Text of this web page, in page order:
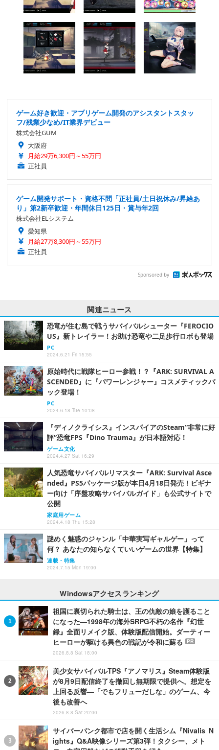
ゲーム好き歓迎・アプリゲーム開発のアシスタントスタッ
フ/残業少なめ/IT業界デビュー
株式会社GUM
大阪府
月給29万6,300円～55万円
正社員
ゲーム開発サポート・資格不問「正社員/土日祝休み/昇給あ
り」第2新卒歓迎・年間休日125日・賞与年2回
株式会社ELシステム
愛知県
月給27万8,300円～55万円
正社員
Sponsored by
関連ニュース
恐竜が住む島で戦うサバイバルシューター『FEROCIO
US』新トレイラー！お助け恐竜や二足歩行ロボも登場
PC
2024.6.21 Fri 15:55
原始時代に戦隊ヒーロー参戦！？『ARK: SURVIVAL A
SCENDED』に『パワーレンジャー』コスメティックパ
ック登場！
PC
2024.6.18 Tue 10:08
『ディノクライシス』インスパイアのSteam“非常に好
評”恐竜FPS『Dino Trauma』が日本語対応！
ゲーム文化
2024.4.27 Sat 16:29
人気恐竜サバイバルリマスター『ARK: Survival Asce
nded』PS5パッケージ版が本日4月18日発売！ビギナ
ー向け「序盤攻略サバイバルガイド」も公式サイトで
公開
家庭用ゲーム
2024.4.18 Thu 15:28
謎めく魅惑のジャンル「中華実写ギャルゲー」って
何？ あなたの知らなくていいゲームの世界【特集】
連載・特集
2024.7.15 Mon 19:00
Windowsアクセスランキング
祖国に裏切られた騎士は、王の仇敵の娘を護ること
になった―1998年の海外SRPG不朽の名作『幻世
録』全面リメイク版、体験版配信開始。ダーティー
ヒーローが駆ける異色の戦記が令和に蘇る
PR
2026.8.8 Sat 18:00
美少女サバイバルTPS『アノマリス』Steam体験版
が8月9日配信終了を撤回し無期限で提供へ。想定を
上回る反響―「でもフリューだしな」のゲーム、今
後も改善へ
2026.8.8 Sat 20:00
サイバーパンク都市で店を開く生活シム『Nivalis N
ights』Q&A映像シリーズ第3弾！タクシー、メト